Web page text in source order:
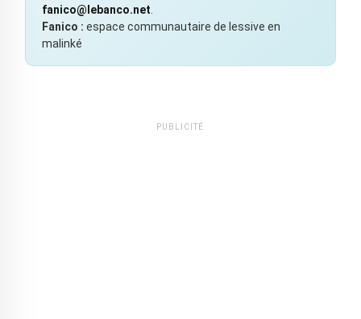
fanico@lebanco.net
Fanico : espace communautaire de lessive en
malinké
PUBLICITÉ